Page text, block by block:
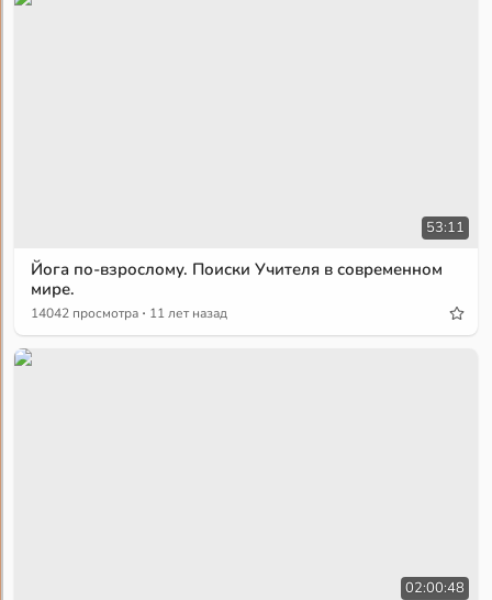
53:11
Йога по-взрослому. Поиски Учителя в современном
мире.
14042 просмотра · 11 лет назад
02:00:48